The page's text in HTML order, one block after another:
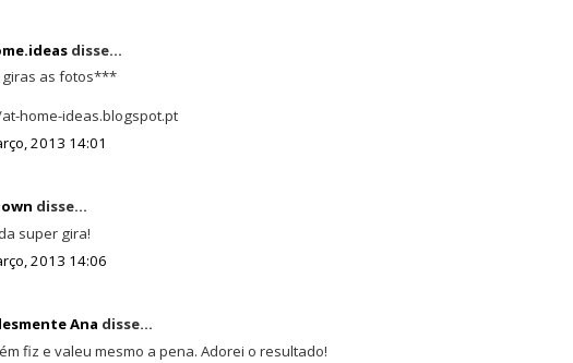
disse...
giras as fotos***
home-ideas.blogspot.pt
2013 14:01
disse...
super gira!
2013 14:06
Ana disse...
fiz e valeu mesmo a pena. Adorei o resultado!